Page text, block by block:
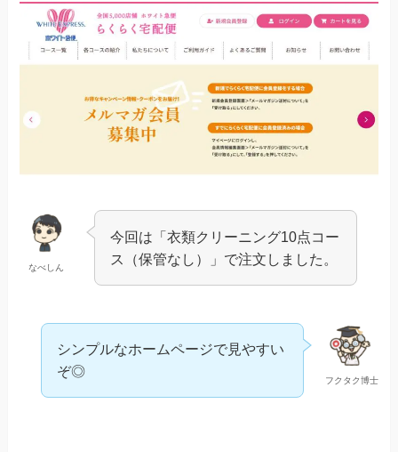
なべしん
今回は「衣類クリーニング10点コー
ス（保管なし）」で注文しました。
フクタク博士
シンプルなホームページで見やすい
ぞ◎